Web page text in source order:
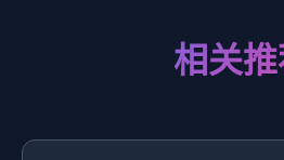
相关